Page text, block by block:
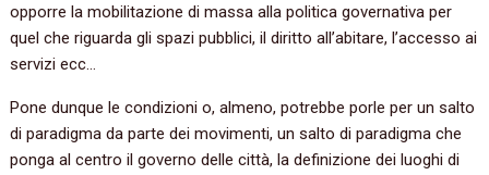
opporre la mobilitazione di massa alla politica governativa per
quel che riguarda gli spazi pubblici, il diritto all’abitare, l’accesso ai
servizi ecc…
Pone dunque le condizioni o, almeno, potrebbe porle per un salto
di paradigma da parte dei movimenti, un salto di paradigma che
ponga al centro il governo delle città, la definizione dei luoghi di